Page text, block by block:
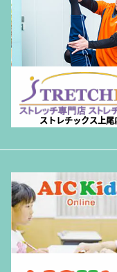
ストレチックス上尾